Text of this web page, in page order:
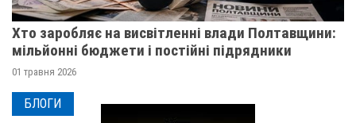
Хто заробляє на висвітленні влади Полтавщини:
мільйонні бюджети і постійні підрядники
01 травня 2026
БЛОГИ